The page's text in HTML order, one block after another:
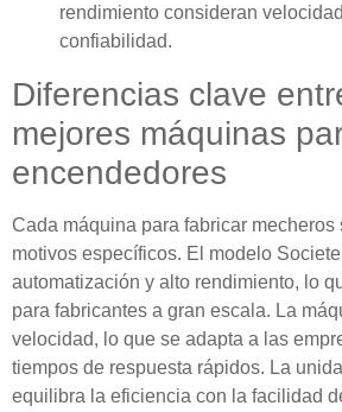
rendimiento consideran
confiabilidad.
Diferencias clave
mejores máquinas
encendedores
Cada máquina para fabricar mecheros
motivos específicos. El modelo
automatización y alto rendimiento, lo
para fabricantes a gran escala. La
velocidad, lo que se adapta a las
tiempos de respuesta rápidos. La
equilibra la eficiencia con la facilidad